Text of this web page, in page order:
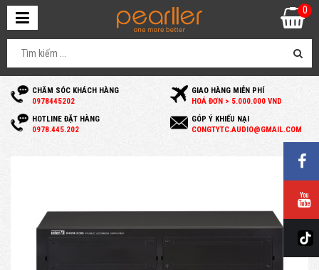
CHĂM SÓC KHÁCH HÀNG
0978445202
GIAO HÀNG MIỄN PHÍ
HOÁ ĐƠN > 5.000.000 VND
HOTLINE ĐẶT HÀNG
0978.445.202
GÓP Ý KHIẾU NẠI
CONGTYTC.AUDIO@GMAIL.COM
0